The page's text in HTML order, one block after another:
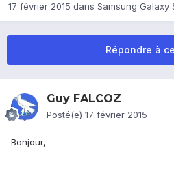
17 février 2015 dans Samsung Galaxy
Répondre à
Guy FALCOZ
Posté(e) 17 février 2015
Bonjour,